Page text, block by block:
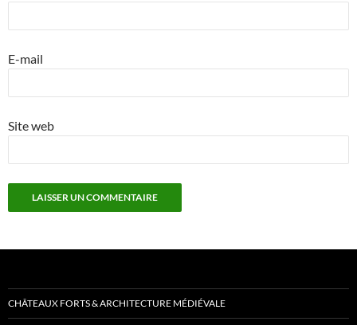
E-mail
Site web
CHÂTEAUX FORTS & ARCHITECTURE MÉDIÉVALE